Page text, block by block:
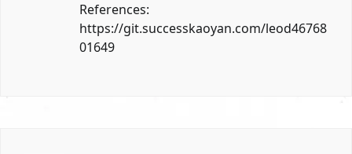
References:
https://git.successkaoyan.com/leod46768
01649